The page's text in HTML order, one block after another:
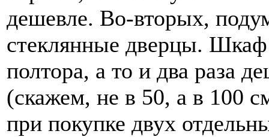
дешевле. Во-вторых,
стеклянные дверцы. Шкаф
полтора, а то и два раза
(скажем, не в 50, а в 100
при покупке двух